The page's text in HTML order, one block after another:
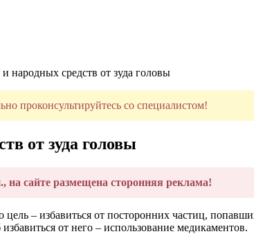
средств от зуда головы
проконсультируйтесь со специалистом!
от зуда головы
на сайте размещена сторонняя реклама!
цель – избавиться от посторонних частиц,
от него – использование медикаментов.